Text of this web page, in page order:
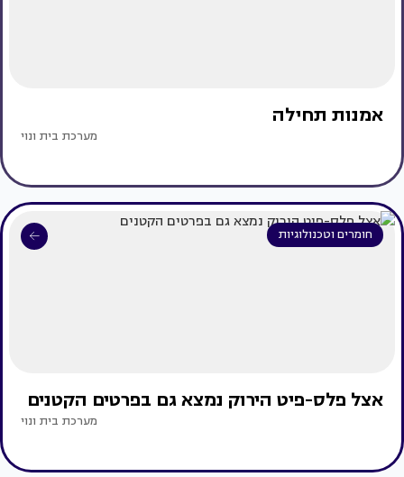
אמנות תחילה
מערכת בית ונוי
חומרים וטכנולוגיות
אצל פלס-פיט הירוק נמצא גם בפרטים הקטנים
מערכת בית ונוי